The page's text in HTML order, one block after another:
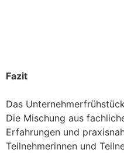
Fazit
Das
Die Mischung aus
Erfahrungen und
Teilnehmerinnen und